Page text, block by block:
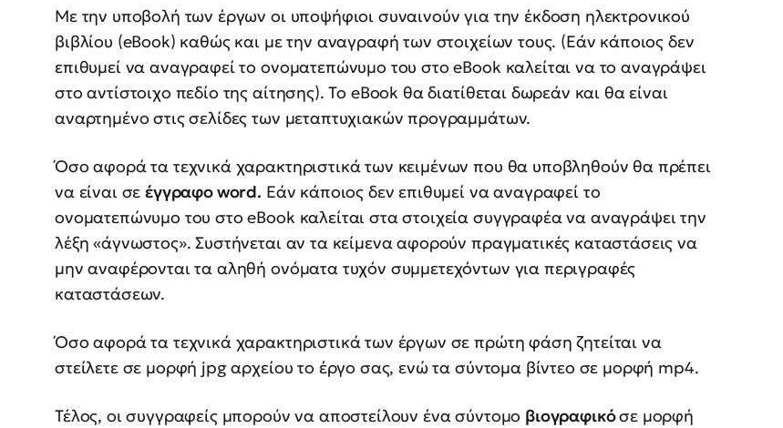
Με την υποβολή των έργων οι υποψήφιοι συναινούν για την έκδοση ηλεκτρονικού
βιβλίου (eBook) καθώς και με την αναγραφή των στοιχείων τους. (Εάν κάποιος δεν
επιθυμεί να αναγραφεί το ονοματεπώνυμο του στο eBook καλείται να το αναγράψει
στο αντίστοιχο πεδίο της αίτησης). Το eBook θα διατίθεται δωρεάν και θα είναι
αναρτημένο στις σελίδες των μεταπτυχιακών προγραμμάτων.
Όσο αφορά τα τεχνικά χαρακτηριστικά των κειμένων που θα υποβληθούν θα πρέπει
να είναι σεέγγραφο word. Εάν κάποιος δεν επιθυμεί να αναγραφεί το
ονοματεπώνυμο του στο eBook καλείται στα στοιχεία συγγραφέα να αναγράψει την
λέξη «άγνωστος». Συστήνεται αν τα κείμενα αφορούν πραγματικές καταστάσεις να
μην αναφέρονται τα αληθή ονόματα τυχόν συμμετεχόντων για περιγραφές
καταστάσεων.
Όσο αφορά τα τεχνικά χαρακτηριστικά των έργων σε πρώτη φάση ζητείται να
στείλετε σε μορφή jpg αρχείου το έργο σας, ενώ τα σύντομα βίντεο σε μορφή mp4.
Τέλος, οι συγγραφείς μπορούν να αποστείλουν ένα σύντομο βιογραφικόσε μορφή